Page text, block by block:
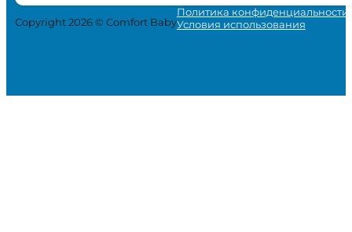
Copyright 2026 © Comfort Baby
Политика конфиденциальности
Условия использования